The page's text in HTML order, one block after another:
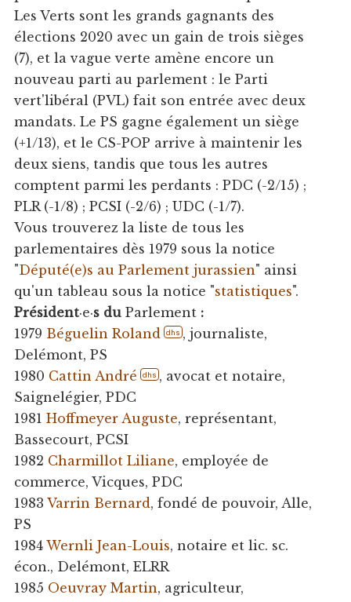
Les Verts sont les grands gagnants des
élections 2020 avec un gain de trois sièges
(7), et la vague verte amène encore un
nouveau parti au parlement : le Parti
vert'libéral (PVL) fait son entrée avec deux
mandats. Le PS gagne également un siège
(+1/13), et le CS-POP arrive à maintenir les
deux siens, tandis que tous les autres
comptent parmi les perdants : PDC (-2/15) ;
PLR (-1/8) ; PCSI (-2/6) ; UDC (-1/7).
Vous trouverez la liste de tous les
parlementaires dès 1979 sous la notice
"Député(e)s au Parlement jurassien" ainsi
qu'un tableau sous la notice "statistiques".
Président·e·s du Parlement:
1979 Béguelin Roland dhs , journaliste,
Delémont, PS
1980 Cattin André dhs , avocat et notaire,
Saignelégier, PDC
1981 Hoffmeyer Auguste, représentant,
Bassecourt, PCSI
1982 Charmillot Liliane, employée de
commerce, Vicques, PDC
1983 Varrin Bernard, fondé de pouvoir, Alle,
PS
1984 Wernli Jean-Louis, notaire et lic. sc.
écon., Delémont, ELRR
1985 Oeuvray Martin, agriculteur,